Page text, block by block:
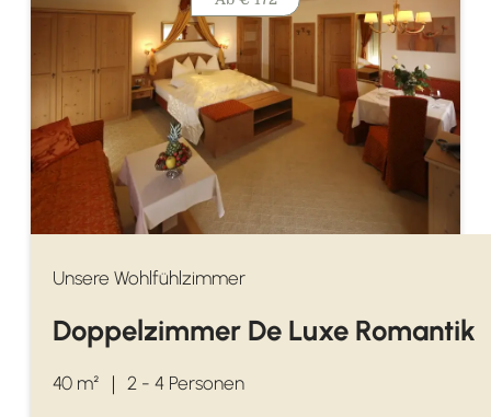
Unsere Wohlfühlzimmer
Doppelzimmer De Luxe Romantik
40 m² ｜ 2 - 4 Personen